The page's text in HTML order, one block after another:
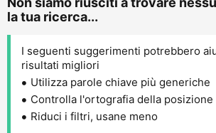
la tua ricerca...
I seguenti suggerimenti potrebbero
risultati migliori
Utilizza parole chiave più generiche
Controlla l'ortografia della posizione
Riduci i filtri, usane meno